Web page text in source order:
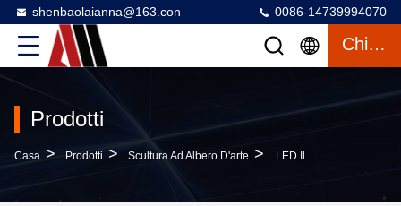
shenbaolaianna@163.con 0086-14739994070
Chiacchierata
Prodotti
Casa > Prodotti > Scultura Ad Albero D'arte > LED Illuminato In Acciaio Inossidabile Art Tree Sculpture Illuminazione Artistica Moderna Per Gli Spazi Pubblici